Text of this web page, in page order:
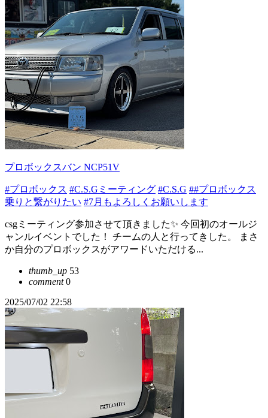
プロボックスバン NCP51V
#プロボックス #C.S.Gミーティング #C.S.G ##プロボックス
乗りと繋がりたい #7月もよろしくお願いします
csgミーティング参加させて頂きました✨ 今回初のオールジ
ャンルイベントでした！ チームの人と行ってきした。 まさ
か自分のプロボックスがアワードいただける...
thumb_up 53
comment0
2025/07/02 22:58